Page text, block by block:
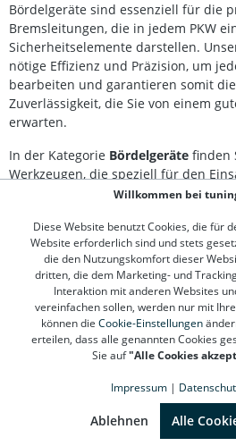
nach SAE und DIN Ermöglicht Einzel- und
Doppeltbördelungen (nur SAE) Auch für montierte
Bremsleitungen geeignet Ergonomischer 2-Komponenten-
Griff für komfortables Arbeiten Inklusive Bördelfett für
optimale Ergebnisse Lieferumfang: Bördelgerät für 4,75
mm (3/16 Zoll) Bremsleitungen Werkstattwageneinlage 1/6
Bördelfett
Bördelgeräte sind essenziell für die
Bremsleitungen, die in jedem PKW
Sicherheitselemente darstellen.
nötige Effizienz und Präzision, um
bearbeiten und garantieren somit
Zuverlässigkeit, die Sie von einem
erwarten.
In der Kategorie Bördelgeräte finden
Werkzeugen, die speziell für den
Automobilbranche entwickelt
Wahl des Bördelgeräts ist
Bördelarbeiten. Unsere Produkte
einfach zu handhaben, sodass Sie
können, dass jede Bremsreparatur
wird.
Mit verschiedenen Modellen und
jeden Bedarf das passende Gerät an.
Rüsten Sie Ihre Werkstatt mit den
aus und sorgen Sie für die Sicherheit
Willkommen bei
Diese Website benutzt Cookies, die für
Website erforderlich sind und stets
die den Nutzungskomfort dieser
dritten, die dem Marketing- und
Interaktion mit anderen Websites
vereinfachen sollen, werden nur mit
können die Cookie-Einstellungen
erteilen, dass alle genannten Cookies
Sie auf"Alle Cookies
Impressum |
Ablehnen Alle
(4.78 / 5)
1312
Bewertungen bei:
Informationen zur Echtheit der